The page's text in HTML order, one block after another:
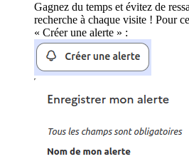
Gagnez du temps et évitez de
recherche à chaque visite ! Pour
« Créer une alerte » :